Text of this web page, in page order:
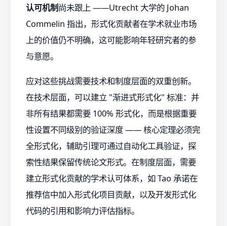
认可机制尚未跟上 ——Utrecht 大学的 Johan
Commelin 指出，形式化贡献者在学术就业市场
上的价值仍不明确，这可能影响年轻研究者的参
与意愿。
应对这些挑战需要技术和制度层面的双重创新。
在技术层面，可以建立 "渐进式形式化" 标准：并
非所有结果都需要 100% 形式化，而是根据重要
性设置不同级别的验证深度 —— 核心定理必须完
全形式化，辅助引理可通过自动化工具验证，探
索性结果保留传统论文形式。在制度层面，需要
建立形式化贡献的学术认可体系，如 Tao 承诺在
推荐信中加入形式化项目贡献，以及开发形式化
代码的引用和影响力评估指标。